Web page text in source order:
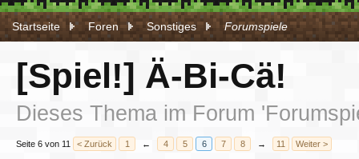
Startseite Foren Sonstiges Forumspiele
[Spiel!] Ä-Bi-Cä!
Dieses Thema im Forum '
Seite 6 von 11 < Zurück 1 ← 4 5 6 7 8 → 11 Weiter >